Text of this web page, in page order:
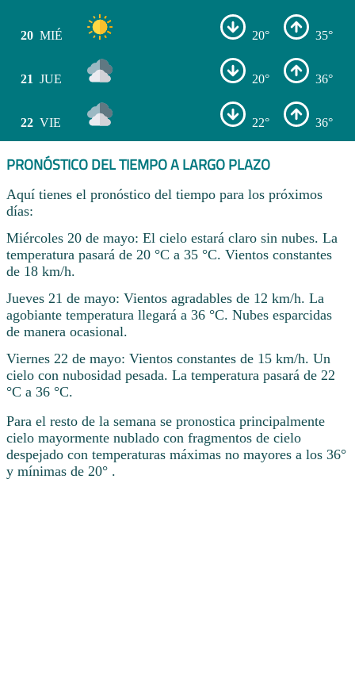
20 MIÉ 20° 35°
21 JUE 20° 36°
22 VIE 22° 36°
PRONÓSTICO DEL TIEMPO A LARGO PLAZO
Aquí tienes el pronóstico del tiempo para los próximos
días:
Miércoles 20 de mayo: El cielo estará claro sin nubes. La
temperatura pasará de 20 °C a 35 °C. Vientos constantes
de 18 km/h.
Jueves 21 de mayo: Vientos agradables de 12 km/h. La
agobiante temperatura llegará a 36 °C. Nubes esparcidas
de manera ocasional.
Viernes 22 de mayo: Vientos constantes de 15 km/h. Un
cielo con nubosidad pesada. La temperatura pasará de 22
°C a 36 °C.
Para el resto de la semana se pronostica principalmente
cielo mayormente nublado con fragmentos de cielo
despejado con temperaturas máximas no mayores a los 36°
y mínimas de 20° .